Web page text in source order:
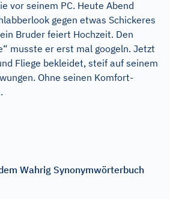
vor seinem PC. Heute Abend
gegen etwas Schickeres
Bruder feiert Hochzeit. Den
musste er erst mal googeln. Jetzt
Fliege bekleidet, steif auf seinem
Ohne seinen Komfort-
Wahrig Synonymwörterbuch